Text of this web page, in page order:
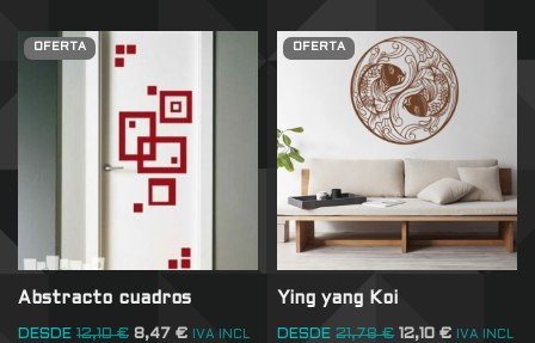
OFERTA
Abstracto cuadros
DESDE 12,10€ 8,47 € IVA INCL
OFERTA
Ying yang Koi
DESDE 21,78€ 12,10€ IVA INCL